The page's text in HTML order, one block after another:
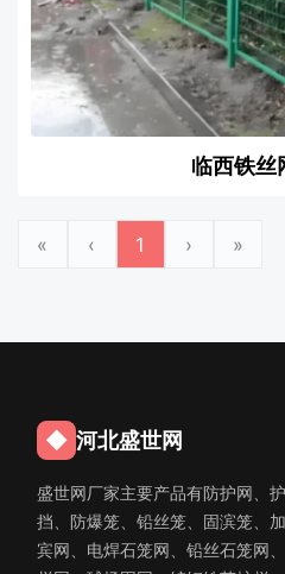
临西铁丝
« ‹ 1 › »
◆ 河北盛世网
盛世网厂家主要产品有防护网、
挡、防爆笼、铅丝笼、固滨笼、
宾网、电焊石笼网、铅丝石笼网